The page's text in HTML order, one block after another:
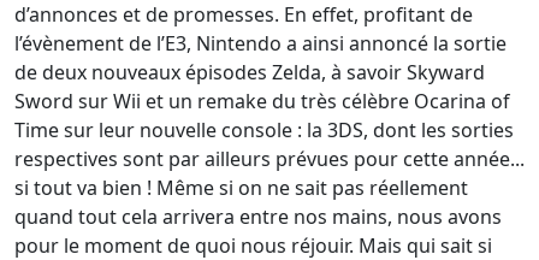
d’annonces et de promesses. En effet, profitant de
l’évènement de l’E3, Nintendo a ainsi annoncé la sortie
de deux nouveaux épisodes Zelda, à savoir Skyward
Sword sur Wii et un remake du très célèbre Ocarina of
Time sur leur nouvelle console : la 3DS, dont les sorties
respectives sont par ailleurs prévues pour cette année...
si tout va bien ! Même si on ne sait pas réellement
quand tout cela arrivera entre nos mains, nous avons
pour le moment de quoi nous réjouir. Mais qui sait si